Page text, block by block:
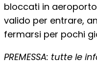
bloccati in
valido per entrare,
fermarsi per pochi
PREMESSA: tutte le